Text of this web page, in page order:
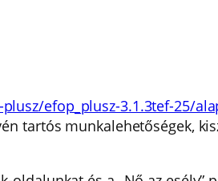
efop_plusz-3.1.3tef-25/
tartós munkalehetőségek,